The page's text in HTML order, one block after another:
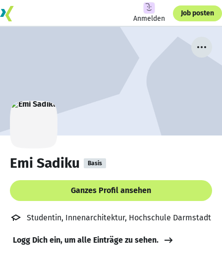
Anmelden
Job posten
Emi Sadiku Basis
Ganzes Profil ansehen
Studentin, Innenarchitektur, Hochschule Darmstadt
Logg Dich ein, um alle Einträge zu sehen.